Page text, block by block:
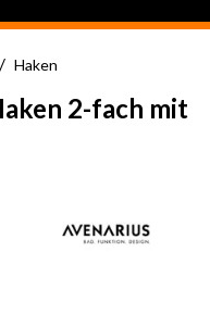
/ Haken
2-fach mit